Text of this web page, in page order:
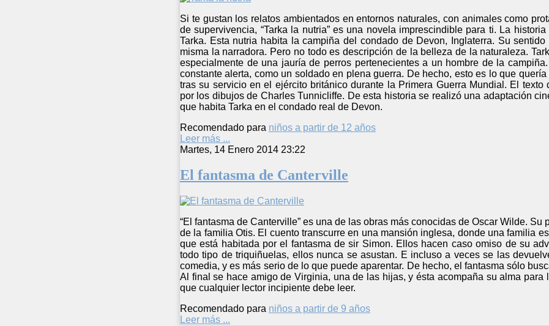
Si te gustan los relatos ambientados en entornos naturales, con animales como
de supervivencia, “Tarka la nutria” es una novela imprescindible para ti. La
Tarka. Esta nutria habita la campiña del condado de Devon, Inglaterra. Su
misma la narradora. Pero no todo es descripción de la belleza de la naturaleza.
especialmente de una jauría de perros pertenecientes a un hombre de la
constante alerta, como un soldado en plena guerra. De hecho, esto es lo que
tras su servicio en el ejército británico durante la Primera Guerra Mundial. El texto
por los dibujos de Charles Tunnicliffe. De esta historia se realizó una adaptación
que habita Tarka en el condado real de Devon.
Recomendado para niños a partir de 12 años
Leer más ...
Martes, 14 Enero 2014 23:22
El fantasma de Canterville
“El fantasma de Canterville” es una de las obras más conocidas de Oscar Wilde.
de la familia Otis. El cuento transcurre en una mansión inglesa, donde una familia
que está habitada por el fantasma de sir Simon. Ellos hacen caso omiso de su
todo tipo de triquiñuelas, ellos nunca se asustan. E incluso a veces se las
comedia, y es más serio de lo que puede aparentar. De hecho, el fantasma sólo
Al final se hace amigo de Virginia, una de las hijas, y ésta acompaña su alma
que cualquier lector incipiente debe leer.
Recomendado para niños a partir de 9 años
Leer más ...